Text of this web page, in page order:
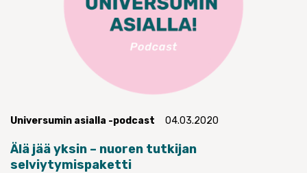
Universumin asialla -podcast 04.03.2020
Älä jää yksin – nuoren tutkijan
selviytymispaketti